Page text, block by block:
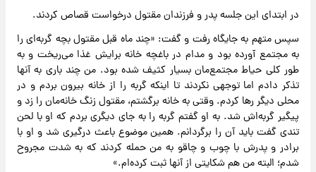
در ابتدای این جلسه پدر و فرزندان مقتول درخواست قصاص کردند.
سپس متهم به جایگاه رفت و گفت: «چند ماه قبل مقتول بچه گربه‌ای را
به مجتمع آورده بود و مدام در باغچه خانه برایش غذا می‌ریخت و به
طور کلی حیاط مجتمع‌مان بسیار کثیف شده بود. من چند باری به آنها
تذکر دادم اما توجهی نکردند تا اینکه گربه را از خانه بیرون بردم و در
محلی دیگر رها کردم. وقتی به خانه برگشتم، مقتول زنگ خانه‌مان را زد و
پیگیر گربه‌اش شد. به او گفتم گربه را به جای دیگری بردم که او با لحن
تندی گفت باید آن را برگردانم. همین موضوع باعث درگیری شد و او با
برادر و پدرش با چوب و چاقو به من حمله کردند که به شدت مجروح
شدم؛ البته من هم شکایتی از آنها ثبت کرده‌ام.»